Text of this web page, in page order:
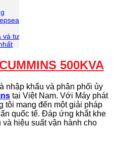
và tư
500KVA
nhập khẩu và phân phối ủy
tại Việt Nam. Với Máy phát
tôi mang đến một giải pháp
quốc tế. Đáp ứng khắt khe
hiệu suất vận hành cho